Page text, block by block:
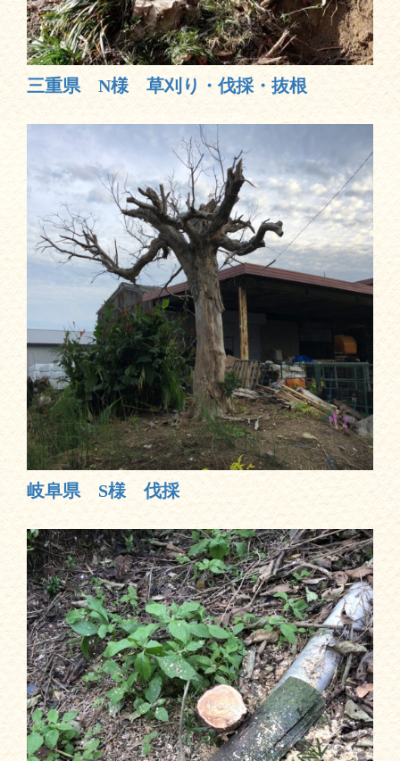
三重県 N様 草刈り・伐採・抜根
岐阜県 S様 伐採